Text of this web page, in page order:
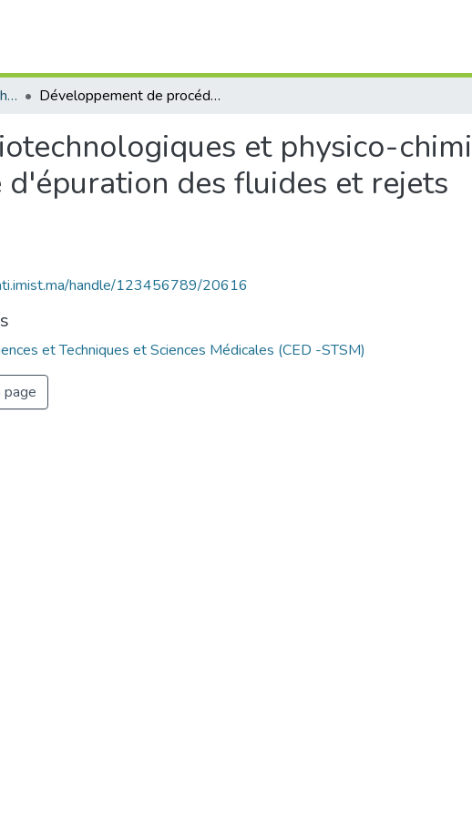
CEDoc en Sciences et Techniques et Sciences Médicales (CED -STSM) Développement de procédés biotechnologiques et physico-chimiques d'analyse, de valorisation et de d'épuration des fluides et rejets industriels.
et physico-
des fluides et rejets
handle/123456789/20616
et Techniques et Sciences Médicales (CED -STSM)
page